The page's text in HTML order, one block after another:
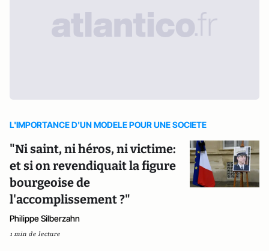
L'IMPORTANCE D'UN MODELE POUR UNE SOCIETE
"Ni saint, ni héros, ni victime:
et si on revendiquait la figure
bourgeoise de
l'accomplissement ?"
Philippe Silberzahn
1 min de lecture